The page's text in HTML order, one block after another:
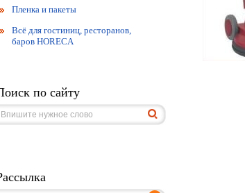
Пленка и пакеты
Всё для гостиниц, ресторанов,
баров HORECA
по сайту